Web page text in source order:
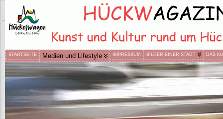
STARTSEITE Medien und Lifestyle IMPRESSUM BILDER EINER STADT DAS